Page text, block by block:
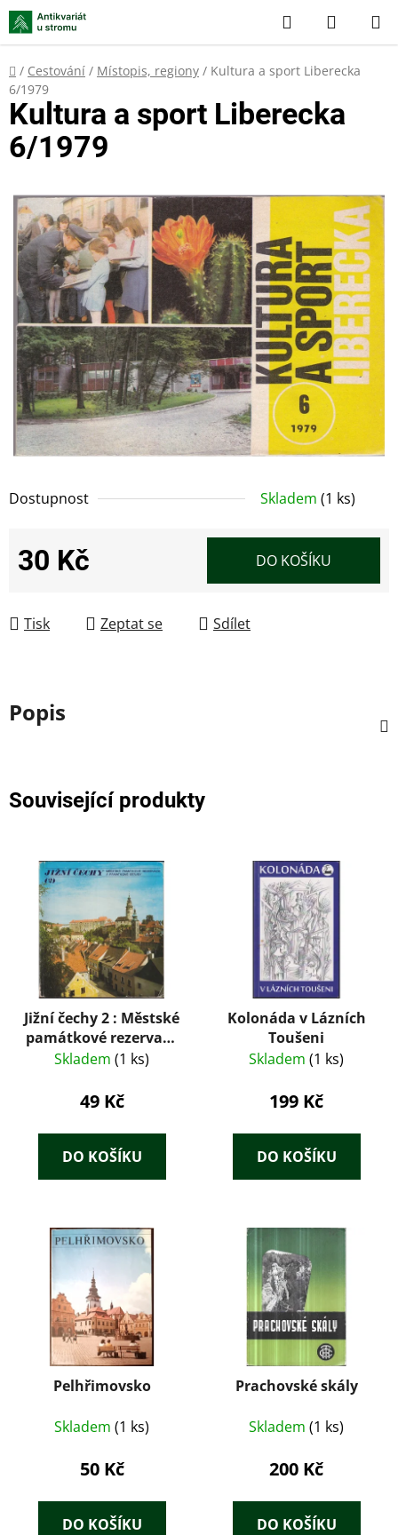
Přejít
na
obsah
Hledat
KOŠÍK
Domů
/ Cestování / Místopis, regiony / Kultura a sport Liberecka
6/1979
Dostupnost Skladem (1 ks)
30 Kč DO KOŠÍKU
Tisk Zeptat se Sdílet
Kultura a sport Liberecka
6/1979
Popis
Související produkty
Jižní čechy 2 : Městské
památkové rezervace
a památkové stavby
Skladem (1 ks)
49 Kč
DO KOŠÍKU
Kolonáda v Lázních
Toušeni
Skladem (1 ks)
199 Kč
DO KOŠÍKU
Pelhřimovsko
Skladem (1 ks)
50 Kč
DO KOŠÍKU
Prachovské skály
Skladem (1 ks)
200 Kč
DO KOŠÍKU